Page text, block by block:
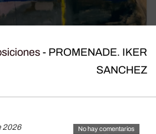
- PROMENADE. IKER
SANCHEZ
No hay comentarios
2026